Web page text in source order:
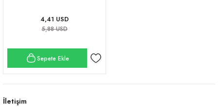
4,41 USD
5,88 USD
Sepete Ekle
İletişim